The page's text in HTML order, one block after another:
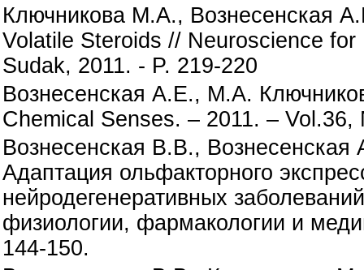
Ключникова М.А., Вознесенская
Volatile Steroids // Neuroscience
Sudak, 2011. - P. 219-220
Вознесенская А.Е., М.А.
Chemical Senses. – 2011. – Vol.36,
Вознесенская В.В.,
Адаптация ольфакторного
нейродегенеративных
физиологии, фармакологии и
144-150.